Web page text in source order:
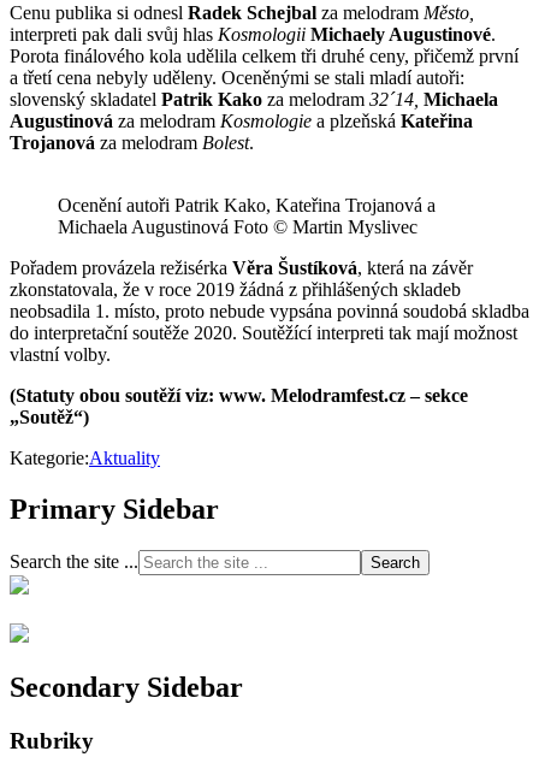
Cenu publika si odnesl Radek Schejbal za melodram Město,
interpreti pak dali svůj hlas Kosmologii Michaely Augustinové.
Porota finálového kola udělila celkem tři druhé ceny, přičemž první
a třetí cena nebyly uděleny. Oceněnými se stali mladí autoři:
slovenský skladatel Patrik Kako za melodram 32´14, Michaela
Augustinová za melodram Kosmologie a plzeňská Kateřina
Trojanová za melodram Bolest.
Ocenění autoři Patrik Kako, Kateřina Trojanová a
Michaela Augustinová Foto © Martin Myslivec
Pořadem provázela režisérka Věra Šustíková, která na závěr
zkonstatovala, že v roce 2019 žádná z přihlášených skladeb
neobsadila 1. místo, proto nebude vypsána povinná soudobá skladba
do interpretační soutěže 2020. Soutěžící interpreti tak mají možnost
vlastní volby.
(Statuty obou soutěží viz: www. Melodramfest.cz – sekce
„Soutěž“)
Kategorie:Aktuality
Primary Sidebar
Search the site ...
Secondary Sidebar
Rubriky